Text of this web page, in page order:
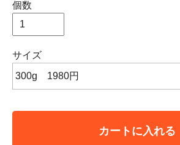
個数
サイズ
カートに入れる